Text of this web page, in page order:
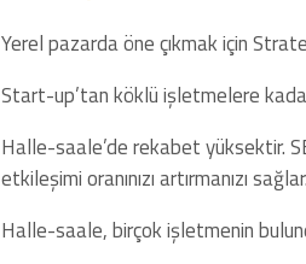
Yerel pazarda öne çıkmak için
Start-up’tan köklü işletmelere
Halle-saale’de rekabet yüksektir.
etkileşimi oranınızı artırmanızı sağlar.
Halle-saale, birçok işletmenin